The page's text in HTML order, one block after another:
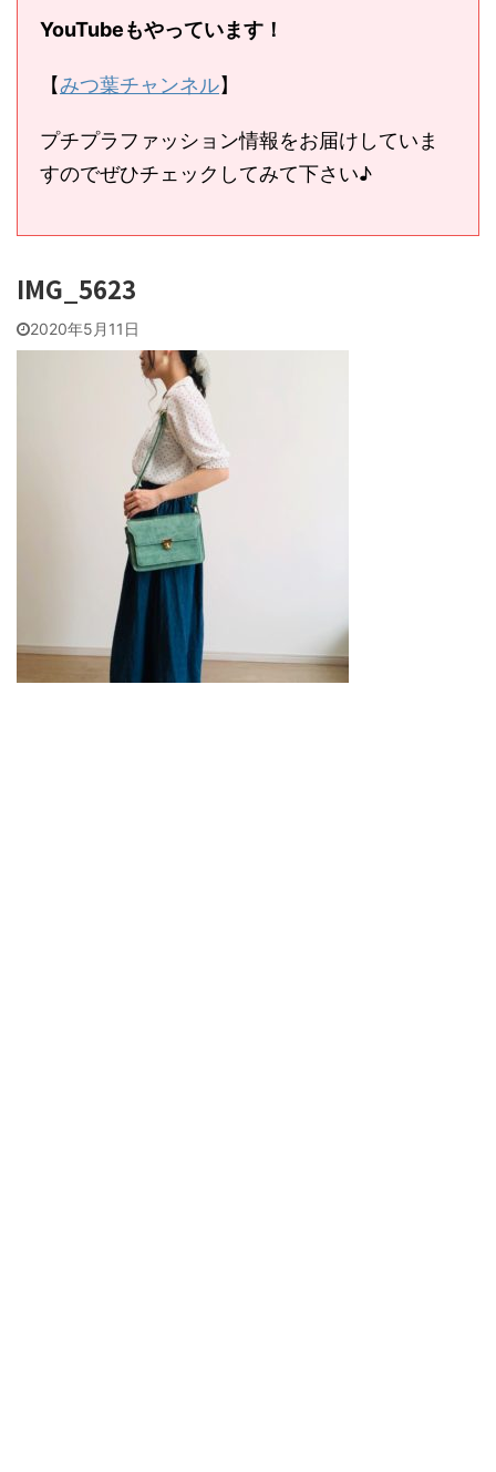
YouTubeもやっています！
【みつ葉チャンネル】
プチプラファッション情報をお届けしていま
すのでぜひチェックしてみて下さい♪
IMG_5623
2020年5月11日